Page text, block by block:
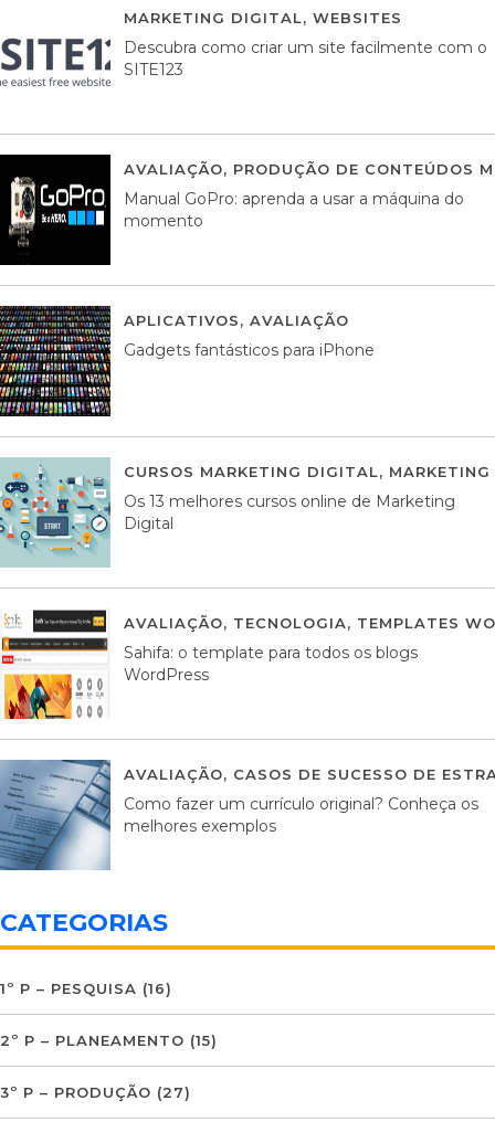
MARKETING DIGITAL, WEBSITES
Descubra como criar um site facilmente com o
SITE123
AVALIAÇÃO, PRODUÇÃO DE CONTEÚDOS
Manual GoPro: aprenda a usar a máquina do
momento
APLICATIVOS, AVALIAÇÃO
Gadgets fantásticos para iPhone
CURSOS MARKETING DIGITAL,
Os 13 melhores cursos online de Marketing
Digital
AVALIAÇÃO, TECNOLOGIA, TEMPLATES
Sahifa: o template para todos os blogs
WordPress
AVALIAÇÃO, CASOS DE SUCESSO DE
Como fazer um currículo original? Conheça os
melhores exemplos
CATEGORIAS
1º P – PESQUISA (16)
2º P – PLANEAMENTO (15)
3º P – PRODUÇÃO (27)